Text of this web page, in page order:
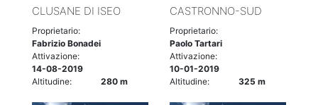
CLUSANE DI ISEO
Proprietario:
Fabrizio Bonadei
Attivazione:
14-08-2019
Altitudine:
280 m
CASTRONNO-SUD
Proprietario:
Paolo Tartari
Attivazione:
10-01-2019
Altitudine:
325 m